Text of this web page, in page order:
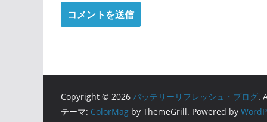
Copyright © 2026 バッテリーリフレッシュ・ブログ.
テーマ: ColorMag by ThemeGrill. Powered by